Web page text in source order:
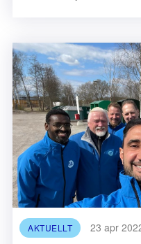
AKTUELLT 23 apr